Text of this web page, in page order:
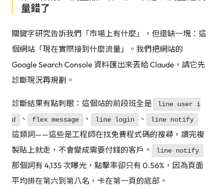
量錯了
關鍵字研究告訴我們「市場上有什麼」，但還缺一塊：這
個網站「現在實際接到什麼流量」。我們把網站的
Google Search Console 資料匯出來丟給 Claude，請它先
診斷現況再規劃。
診斷結果有點刺眼：這個站的前段班全是
line user i
d
、 flex message 、 line login 、 line notify
這類詞——這些是工程師在找免費程式碼的搜尋，讀完複
製貼上就走，不會變成需要付錢的客戶。
line notify
那個詞有 4,135 次曝光，點擊率卻只有 0.56%，因為頁面
平均排在第六到第八名，卡在第一頁的底部。